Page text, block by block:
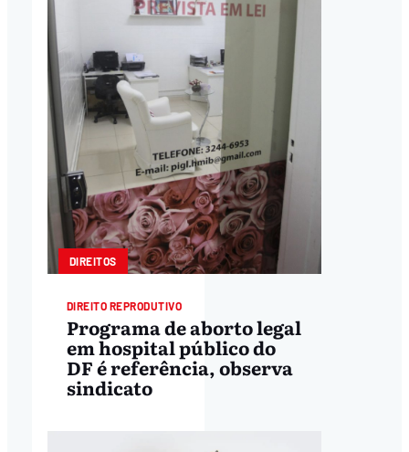
DIREITOS
DIREITO REPRODUTIVO
Programa de aborto legal
em hospital público do
DF é referência, observa
sindicato